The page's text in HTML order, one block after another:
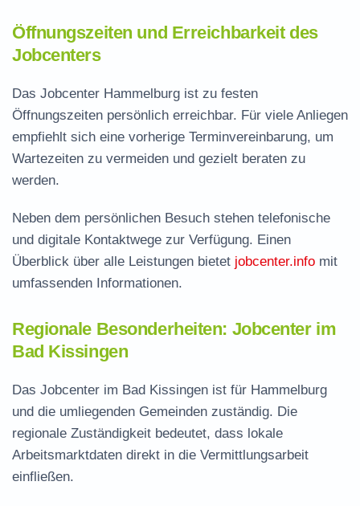
Öffnungszeiten und Erreichbarkeit des
Jobcenters
Das Jobcenter Hammelburg ist zu festen
Öffnungszeiten persönlich erreichbar. Für viele Anliegen
empfiehlt sich eine vorherige Terminvereinbarung, um
Wartezeiten zu vermeiden und gezielt beraten zu
werden.
Neben dem persönlichen Besuch stehen telefonische
und digitale Kontaktwege zur Verfügung. Einen
Überblick über alle Leistungen bietet jobcenter.info mit
umfassenden Informationen.
Regionale Besonderheiten: Jobcenter im
Bad Kissingen
Das Jobcenter im Bad Kissingen ist für Hammelburg
und die umliegenden Gemeinden zuständig. Die
regionale Zuständigkeit bedeutet, dass lokale
Arbeitsmarktdaten direkt in die Vermittlungsarbeit
einfließen.